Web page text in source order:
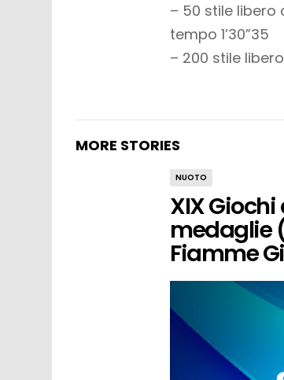
– 50 stile libero
tempo 1’30”35
– 200 stile
MORE STORIES
NUOTO
XIX
medaglie
Fiamme